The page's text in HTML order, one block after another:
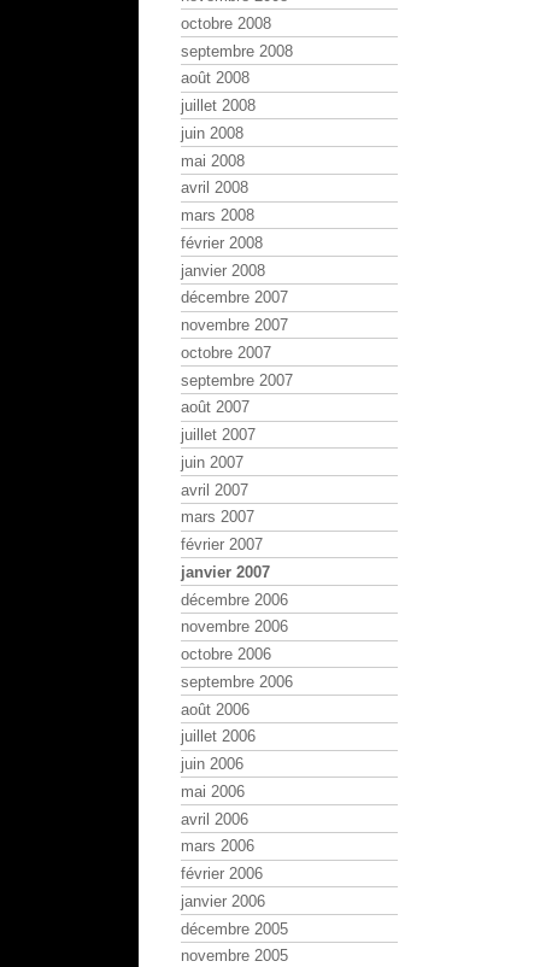
octobre 2008
septembre 2008
août 2008
juillet 2008
juin 2008
mai 2008
avril 2008
mars 2008
février 2008
janvier 2008
décembre 2007
novembre 2007
octobre 2007
septembre 2007
août 2007
juillet 2007
juin 2007
avril 2007
mars 2007
février 2007
janvier 2007
décembre 2006
novembre 2006
octobre 2006
septembre 2006
août 2006
juillet 2006
juin 2006
mai 2006
avril 2006
mars 2006
février 2006
janvier 2006
décembre 2005
novembre 2005